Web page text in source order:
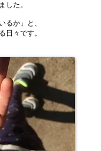
した。
るか」と、
日々です。